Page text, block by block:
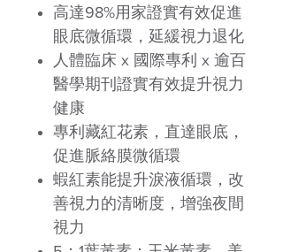
高達98%用家證實有效促進
眼底微循環，延緩視力退化
人體臨床 x 國際專利 x 逾百
醫學期刊證實有效提升視力
健康
專利藏紅花素，直達眼底，
促進脈絡膜微循環
蝦紅素能提升淚液循環，改
善視力的清晰度，增強夜間
視力